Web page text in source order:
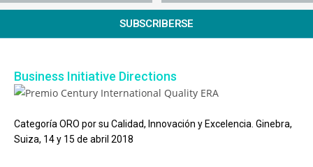
SUBSCRIBERSE
Business Initiative Directions
Categoría ORO por su Calidad, Innovación y Excelencia. Ginebra,
Suiza, 14 y 15 de abril 2018